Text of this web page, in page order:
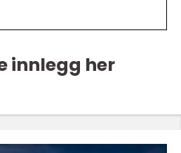
innlegg her